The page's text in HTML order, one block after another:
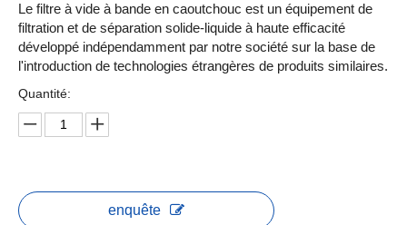
Le filtre à vide à bande en caoutchouc est un équipement de
filtration et de séparation solide-liquide à haute efficacité
développé indépendamment par notre société sur la base de
l'introduction de technologies étrangères de produits similaires.
Quantité:
enquête